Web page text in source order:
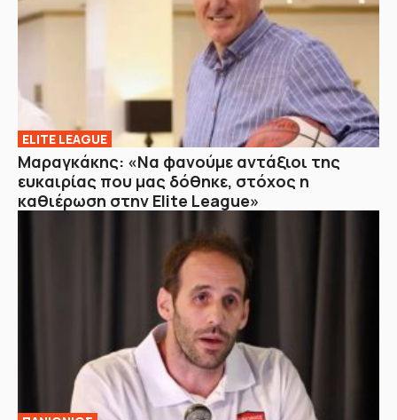
ELITE LEAGUE
Μαραγκάκης: «Να φανούμε αντάξιοι της
ευκαιρίας που μας δόθηκε, στόχος η
καθιέρωση στην Elite League»